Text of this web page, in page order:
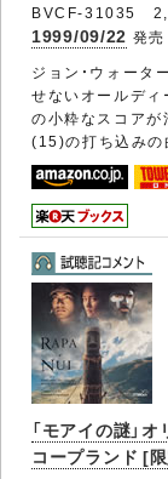
BVCF-31035
1999/09/22 発売
ジョン・ウォータ
せないオールディ
の小粋なスコア
(15)の打ち込みの
「モアイの謎」
コープランド [